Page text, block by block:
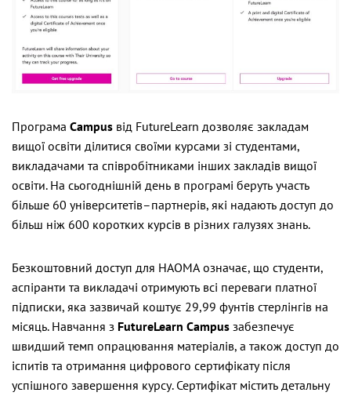
Програма Campus від FutureLearn дозволяє закладам
вищої освіти ділитися своїми курсами зі студентами,
викладачами та співробітниками інших закладів вищої
освіти. На сьогоднішній день в програмі беруть участь
більше 60 університетів–партнерів, які надають доступ до
більш ніж 600 коротких курсів в різних галузях знань.
Безкоштовний доступ для НАОМА означає, що студенти,
аспіранти та викладачі отримують всі переваги платної
підписки, яка зазвичай коштує 29,99 фунтів стерлінгів на
місяць. Навчання з FutureLearn Campus забезпечує
швидший темп опрацювання матеріалів, а також доступ до
іспитів та отримання цифрового сертифікату після
успішного завершення курсу. Сертифікат містить детальну